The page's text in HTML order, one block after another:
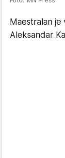
Maestralan je
Aleksandar